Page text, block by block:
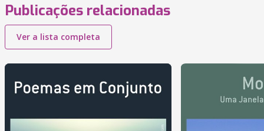
Publicações relacionadas
Ver a lista completa